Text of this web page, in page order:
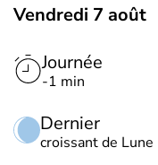
Vendredi 7 août
Journée
-1 min
Dernier
croissant de Lune